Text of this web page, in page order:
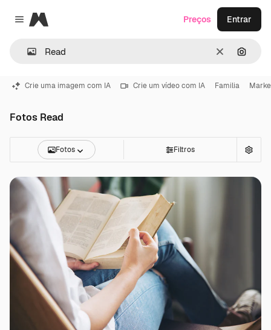
Close menu
Magnific
Limpar
Preços Entrar
Crie uma imagem com IA Crie um vídeo com IA Familia
Fotos Read
Fotos Filtros